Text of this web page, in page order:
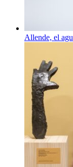
Allende, el